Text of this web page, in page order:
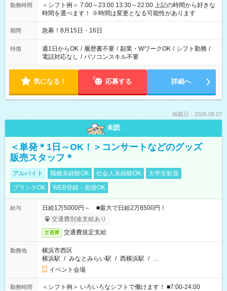
勤務時間
＜シフト例＞ 7:00～23:00 13:30～22:00 上記の時間から好きな
時間を選べます！ ※時間は変更となる可能性があります
期間 急募！8月15日・16日
特徴 週1日からOK / 履歴書不要 / 副業・WワークOK / シフト勤務 /
電話対応なし / パソコンスキル不要
気になる！ 応募する 詳細へ
掲載日：2026.08.07
未読
＜単発＊1日～OK！＞コンサートなどのグッズ
販売スタッフ＊
アルバイト 職種未経験OK 社会人未経験OK
大学生歓迎
ブランクOK
WEB登録・面接OK
給与
日給1万5000円～ ■最大で日給2万8500円！
交通費別途支給あり
交通費 交通費規定支給
勤務地
横浜市西区
横浜駅 / みなとみらい駅 / 西横浜駅 / …
イベント会場
勤務時間
＜シフト例＞ いろいろなシフトで働けます！ ■7:00-24:00